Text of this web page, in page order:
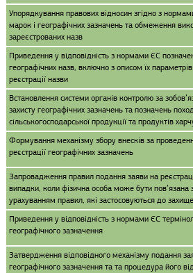
Упорядкування правових відносин згідно з
марок і географічних зазначень та обмеження
зареєстрованих назв
Приведення у відповідність з нормами ЄС
географічних назв, включно з описом їх
реєстрації назви
Встановлення системи органів контролю за
захисту географічних зазначень та позначень
сільськогосподарської продукції та продуктів
Формування механізму збору внесків за
реєстрації географічних зазначень
Запровадження правил подання заяви на
випадки, коли фізична особа може бути пов’язана
урахуванням правил, які застосовуються до
Приведення у відповідність з нормами ЄС
географічного зазначення
Затвердження відповідного механізму подання
географічного зазначення та та процедура його